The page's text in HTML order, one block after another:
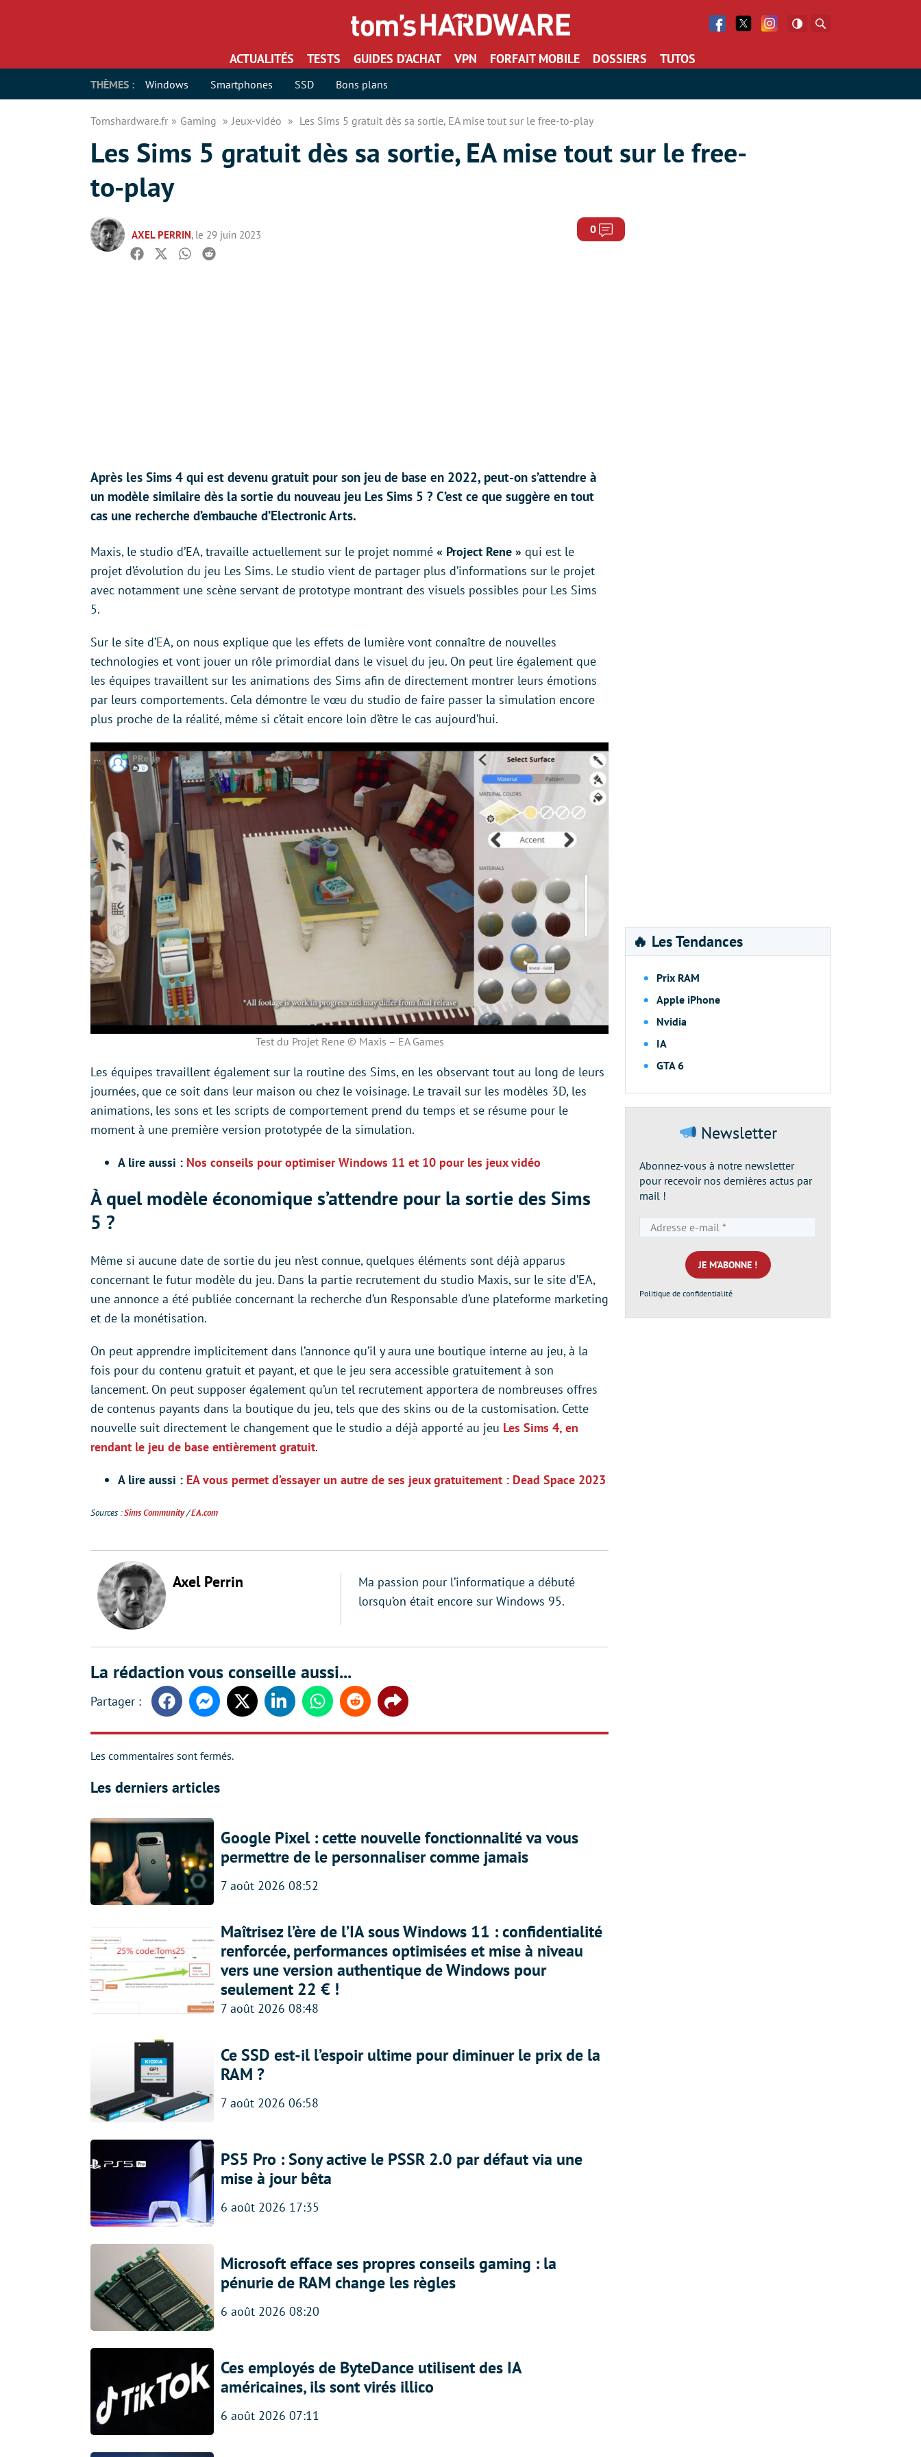
Facebook
Twitter Facebook
ACTUALITÉS TESTS GUIDES D’ACHAT VPN FORFAIT MOBILE DOSSIERS TUTOS
THÈMES : Windows Smartphones SSD Bons plans
Tomshardware.fr Gaming Jeux-vidéo Les Sims 5 gratuit dès sa sortie, EA mise tout sur le free-to-play
Les Sims 5 gratuit dès sa sortie, EA mise tout sur le free-
to-play
AXEL PERRIN, le 29 juin 2023 0 Commentaires
Facebook
TwitterWhatsapp
Reddit
Après les Sims 4 qui est devenu gratuit pour son jeu de base en 2022, peut-on s’attendre à
un modèle similaire dès la sortie du nouveau jeu Les Sims 5 ? C’est ce que suggère en tout
cas une recherche d’embauche d’Electronic Arts.
Maxis, le studio d’EA, travaille actuellement sur le projet nommé « Project Rene » qui est le
projet d’évolution du jeu Les Sims. Le studio vient de partager plus d’informations sur le projet
avec notamment une scène servant de prototype montrant des visuels possibles pour Les Sims
5.
Sur le site d’EA, on nous explique que les effets de lumière vont connaître de nouvelles
technologies et vont jouer un rôle primordial dans le visuel du jeu. On peut lire également que
les équipes travaillent sur les animations des Sims afin de directement montrer leurs émotions
par leurs comportements. Cela démontre le vœu du studio de faire passer la simulation encore
plus proche de la réalité, même si c’était encore loin d’être le cas aujourd’hui.
Test du Projet Rene © Maxis – EA Games
Les équipes travaillent également sur la routine des Sims, en les observant tout au long de leurs
journées, que ce soit dans leur maison ou chez le voisinage. Le travail sur les modèles 3D, les
animations, les sons et les scripts de comportement prend du temps et se résume pour le
moment à une première version prototypée de la simulation.
A lire aussi : Nos conseils pour optimiser Windows 11 et 10 pour les jeux vidéo
À quel modèle économique s’attendre pour la sortie des Sims
5 ?
Même si aucune date de sortie du jeu n’est connue, quelques éléments sont déjà apparus
concernant le futur modèle du jeu. Dans la partie recrutement du studio Maxis, sur le site d’EA,
une annonce a été publiée concernant la recherche d’un Responsable d’une plateforme marketing
et de la monétisation.
On peut apprendre implicitement dans l’annonce qu’il y aura une boutique interne au jeu, à la
fois pour du contenu gratuit et payant, et que le jeu sera accessible gratuitement à son
lancement. On peut supposer également qu’un tel recrutement apportera de nombreuses offres
de contenus payants dans la boutique du jeu, tels que des skins ou de la customisation. Cette
nouvelle suit directement le changement que le studio a déjà apporté au jeu Les Sims 4, en
rendant le jeu de base entièrement gratuit.
A lire aussi : EA vous permet d’essayer un autre de ses jeux gratuitement : Dead Space 2023
Sources :Sims Community/EA.com
Axel Perrin
Ma passion pour l’informatique a débuté
lorsqu’on était encore sur Windows 95.
La rédaction vous conseille aussi...
FacebookMessengerTwitter LinkedinWhatsappReddit Share
Les commentaires sont fermés.
Les derniers articles
Google Pixel : cette nouvelle fonctionnalité va vous
permettre de le personnaliser comme jamais
7 août 2026 08:52
Maîtrisez l’ère de l’IA sous Windows 11 : confidentialité
renforcée, performances optimisées et mise à niveau
vers une version authentique de Windows pour
seulement 22 € !
7 août 2026 08:48
Ce SSD est-il l’espoir ultime pour diminuer le prix de la
RAM ?
7 août 2026 06:58
PS5 Pro : Sony active le PSSR 2.0 par défaut via une
mise à jour bêta
6 août 2026 17:35
Microsoft efface ses propres conseils gaming : la
pénurie de RAM change les règles
6 août 2026 08:20
Ces employés de ByteDance utilisent des IA
américaines, ils sont virés illico
6 août 2026 07:11
🔥 Les Tendances
Prix RAM
Apple iPhone
Nvidia
IA
GTA 6
Newsletter
Abonnez-vous à notre newsletter
pour recevoir nos dernières actus par
mail !
e-
mail
*
Politique de confidentialité